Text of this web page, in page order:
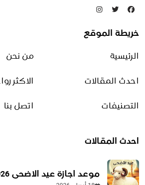
تدوينات عشوائية
الفروقات في نمط
خريطة الموقع
الرئيسية من نحن
احدث المقالات الاكثر
التصنيفات اتصل بنا
احدث المقالات
موعد اجازة عيد الاضحى 2026